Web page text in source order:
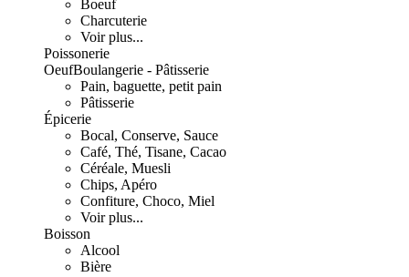
Boeuf
Charcuterie
Voir plus...
Poissonerie
OeufBoulangerie - Pâtisserie
Pain, baguette, petit pain
Pâtisserie
Épicerie
Bocal, Conserve, Sauce
Café, Thé, Tisane, Cacao
Céréale, Muesli
Chips, Apéro
Confiture, Choco, Miel
Voir plus...
Boisson
Alcool
Bière